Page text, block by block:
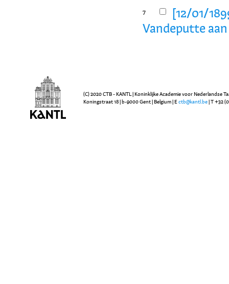
7
[12/01/
Vandeputte
(C) 2020 CTB - KANTL | Koninklijke Academie voor Nederlandse
Koningstraat 18 | b-9000 Gent | Belgium | E ctb@kantl.be | T +32